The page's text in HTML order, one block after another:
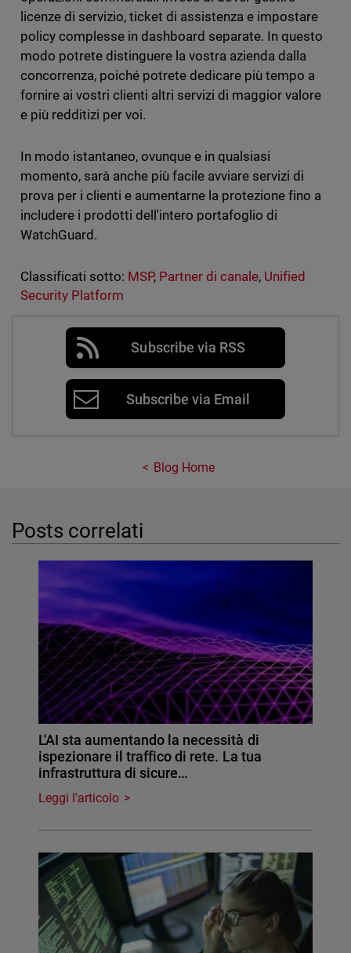
licenze di servizio, ticket di assistenza e impostare
policy complesse in dashboard separate. In questo
modo potrete distinguere la vostra azienda dalla
concorrenza, poiché potrete dedicare più tempo a
fornire ai vostri clienti altri servizi di maggior valore
e più redditizi per voi.
In modo istantaneo, ovunque e in qualsiasi
momento, sarà anche più facile avviare servizi di
prova per i clienti e aumentarne la protezione fino a
includere i prodotti dell'intero portafoglio di
WatchGuard.
Classificati sotto: MSP, Partner di canale, Unified
Security Platform
Subscribe via RSS
Subscribe via Email
Blog Home
Posts correlati
L'AI sta aumentando la necessità di
ispezionare il traffico di rete. La tua
infrastruttura di sicure…
Leggi l'articolo